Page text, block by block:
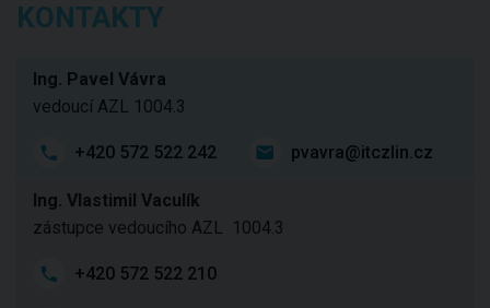
KONTAKTY
Ing. Pavel Vávra
vedoucí AZL 1004.3
+420 572 522 242 pvavra@itczlin.cz
Ing. Vlastimil Vaculík
zástupce vedoucího AZL 1004.3
+420 572 522 210